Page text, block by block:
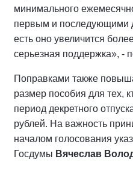
минимального
первым и последующими
есть оно увеличится
серьезная поддержка», -
Поправками также
размер пособия для тех,
период декретного
рублей. На важность
началом голосования
Госдумы Вячеслав